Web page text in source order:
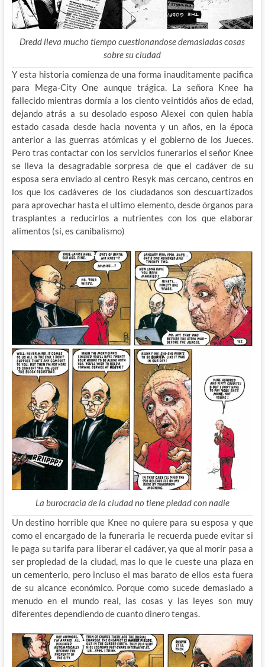
Dredd lleva mucho tiempo cuestionandose demasiadas cosas
sobre su ciudad
Y esta historia comienza de una forma inauditamente pacifica
para Mega-City One aunque trágica. La señora Knee ha
fallecido mientras dormía a los ciento veintidós años de edad,
dejando atrás a su desolado esposo Alexei con quien había
estado casada desde hacia noventa y un años, en la época
anterior a las guerras atómicas y el gobierno de los Jueces.
Pero tras contactar con los servicios funerarios el señor Knee
se lleva la desagradable sorpresa de que el cadáver de su
esposa sera enviado al centro Resyk mas cercano, centros en
los que los cadáveres de los ciudadanos son descuartizados
para aprovechar hasta el ultimo elemento, desde órganos para
trasplantes a reducirlos a nutrientes con los que elaborar
alimentos (si, es canibalismo)
La burocracia de la ciudad no tiene piedad con nadie
Un destino horrible que Knee no quiere para su esposa y que
como el encargado de la funeraria le recuerda puede evitar si
le paga su tarifa para liberar el cadáver, ya que al morir pasa a
ser propiedad de la ciudad, mas lo que le cueste una plaza en
un cementerio, pero incluso el mas barato de ellos esta fuera
de su alcance económico. Porque como sucede demasiado a
menudo en el mundo real, las cosas y las leyes son muy
diferentes dependiendo de cuanto dinero tengas.